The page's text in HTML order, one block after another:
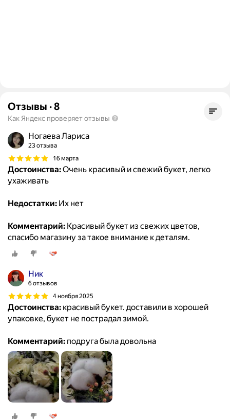
Отзывы ·8
Как Яндекс проверяет отзывы
Ногаева Лариса
23 отзыва
16 марта
Достоинства:Очень красивый и свежий букет, легко
ухаживать
Недостатки: Их нет
Комментарий: Красивый букет из свежих цветов,
спасибо магазину за такое внимание к деталям.
Ник
6 отзывов
4 ноября 2025
Достоинства: красивый букет. доставили в хорошей
упаковке, букет не пострадал зимой.
Комментарий: подруга была довольна